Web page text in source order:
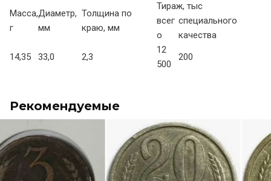
Масса,
г
Диаметр,
мм
Толщина по
краю, мм
Тираж, тыс
всег
о
специального
качества
14,35
33,0 2,3
12
500
200
Рекомендуемые